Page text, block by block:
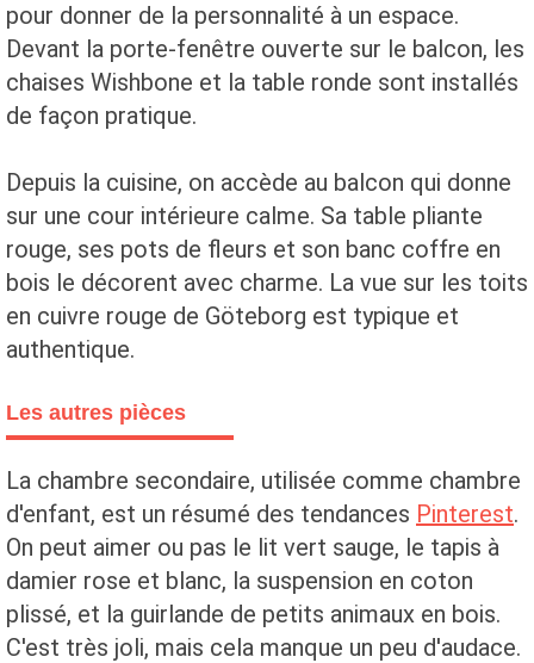
pour donner de la personnalité à un espace.
Devant la porte-fenêtre ouverte sur le balcon, les
chaises Wishbone et la table ronde sont installés
de façon pratique.
Depuis la cuisine, on accède au balcon qui donne
sur une cour intérieure calme. Sa table pliante
rouge, ses pots de fleurs et son banc coffre en
bois le décorent avec charme. La vue sur les toits
en cuivre rouge de Göteborg est typique et
authentique.
Les autres pièces
La chambre secondaire, utilisée comme chambre
d'enfant, est un résumé des tendances Pinterest.
On peut aimer ou pas le lit vert sauge, le tapis à
damier rose et blanc, la suspension en coton
plissé, et la guirlande de petits animaux en bois.
C'est très joli, mais cela manque un peu d'audace.